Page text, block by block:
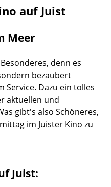
auf Juist
Meer
denn es
bezaubert
Service. Dazu ein tolles
aktuellen und
gibt's also Schöneres,
im Juister Kino zu
Juist: